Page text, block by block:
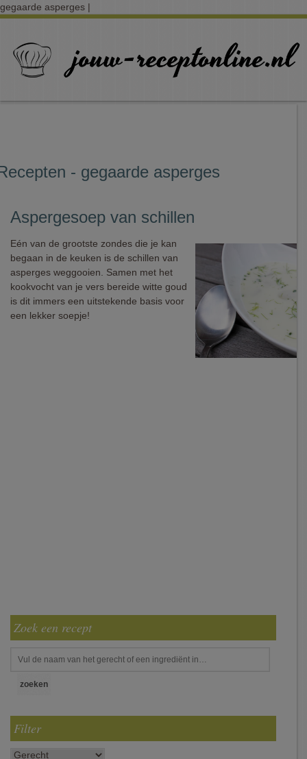
gegaarde asperges |
- gegaarde asperges
Aspergesoep van schillen
Eén van de grootste zondes die je kan
begaan in de keuken is de schillen van
asperges weggooien. Samen met het
kookvocht van je vers bereide witte goud
is dit immers een uitstekende basis voor
een lekker soepje!
Zoek een recept
Filter